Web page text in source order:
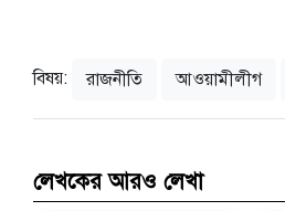
বিষয়: রাজনীতি আওয়ামীলীগ
লেখকের আরও লেখা